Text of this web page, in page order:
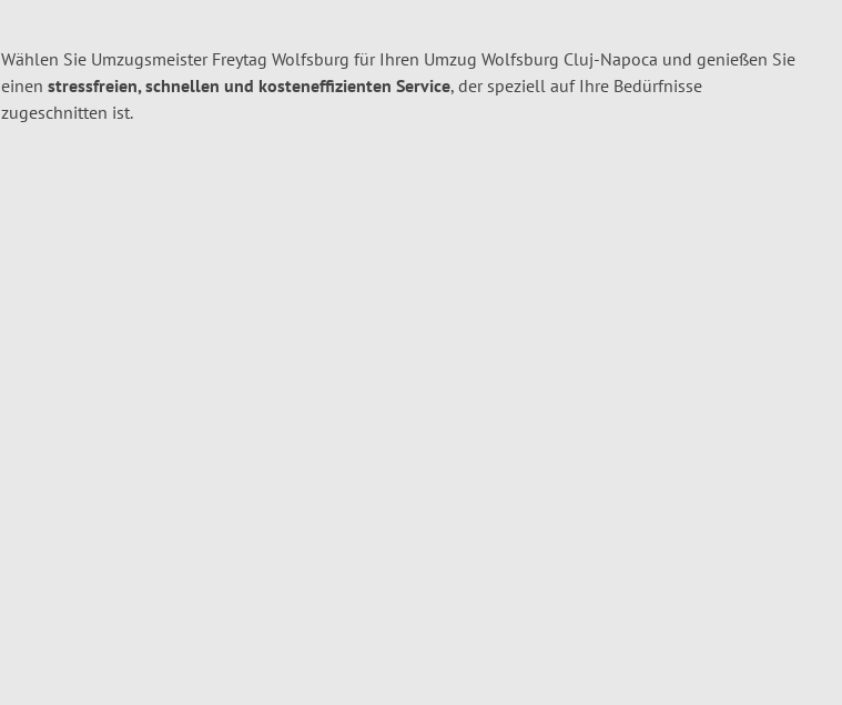
Wählen Sie Umzugsmeister Freytag Wolfsburg für Ihren Umzug Wolfsburg Cluj-Napoca und genießen Sie
einen stressfreien, schnellen und kosteneffizienten Service, der speziell auf Ihre Bedürfnisse
zugeschnitten ist.